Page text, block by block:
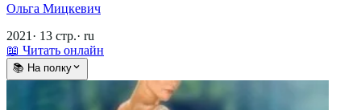
Ольга Мицкевич
2021 · 13 стр.· ru
📖 Читать онлайн
📚 На полку